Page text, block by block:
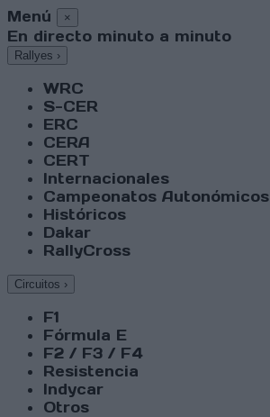
Menú ×
En directo minuto a minuto
Rallyes ›
WRC
S-CER
ERC
CERA
CERT
Internacionales
Campeonatos Autonómicos
Históricos
Dakar
RallyCross
Circuitos ›
F1
Fórmula E
F2 / F3 / F4
Resistencia
Indycar
Otros